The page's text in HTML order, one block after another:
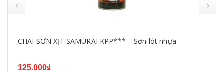
CHAI SƠN XỊT SAMURAI KPP*** – Sơn lót nhựa
125.000₫